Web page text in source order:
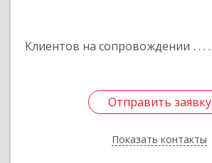
Клиентов на сопровождении
Отправить заявку
Показать контакты
Отправить заявку
Назад